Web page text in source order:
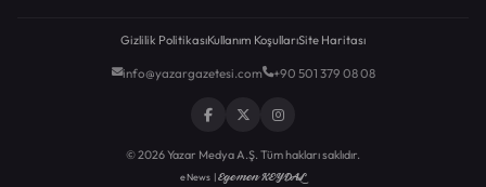
Gizlilik PolitikasıKullanım KoşullarıSite Haritası
info@yazargazetesi.com +90 501 379 08 08
© 2026 Yazar Medya A.Ş. Tüm hakları saklıdır.
eNews |Egemen KEYDAL